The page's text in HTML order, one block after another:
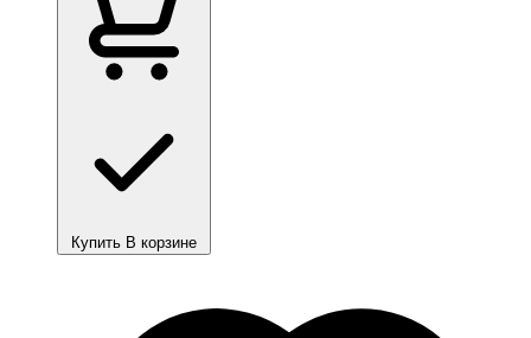
Купить В корзине